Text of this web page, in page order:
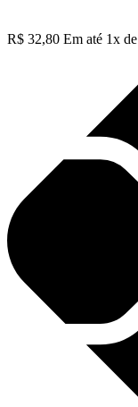
R$ 32,80 Em até 1x de